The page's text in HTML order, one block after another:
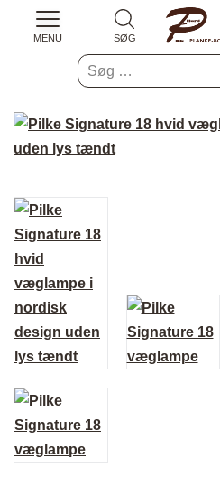
Søg
efter:
MENU SØG